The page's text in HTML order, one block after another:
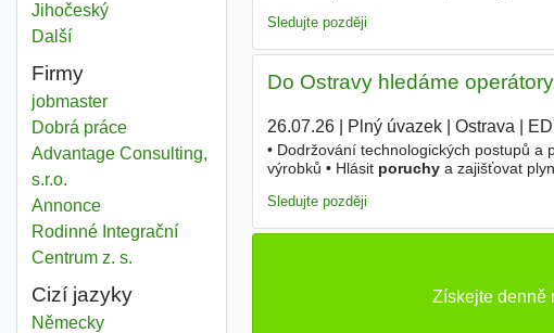
Poruchy
JihočeskýKraj
Dalšíkraj
Firmy
jobmaster
Dobrá práce
Advantage Consulting,
s.r.o.
Annonce
Rodinné Integrační
Centrum z. s.
Cizí jazyky
Německy
Sledujte později
Do Ostravy hledáme
26.07.26| Plný úvazek| Ostrava
• Dodržování technologických postupů a
výrobků • Hlásit poruchya zajišťovat
Sledujte později
Získejte denně